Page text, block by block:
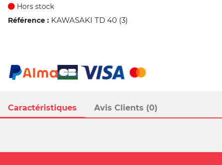
Caractéristiques Avis Clients (0)
Hors stock
Référence : KAWASAKI TD 40 (3)